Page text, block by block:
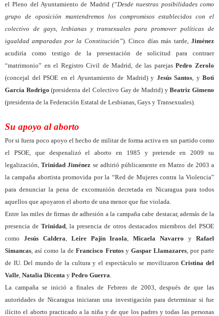
el Pleno del Ayuntamiento de Madrid (“Desde nuestras posibilidades como
grupo de oposición mantendremos los compromisos establecidos con el
colectivo de gays, lesbianas y transexuales para promover políticas de
igualdad amparadas por la Constitución”). Cinco días más tarde,Jiménez
acudiría como testigo de la presentación de solicitud para contraer
“matrimonio” en el Registro Civil de Madrid, de las parejasPedro Zerolo
(concejal del PSOE en el Ayuntamiento de Madrid) y Jesús Santos, y Boti
García Rodrigo (presidenta del Colectivo Gay de Madrid) yBeatriz Gimeno
(presidenta de la Federación Estatal de Lesbianas, Gays y Transexuales).
Su apoyo al aborto
Por si fuera poco apoyo el hecho de militar de forma activa en un partido como
el PSOE, que despenalizó el aborto en 1985 y pretende en 2009 su
legalización,Trinidad Jiménez se adhirió públicamente en Marzo de 2003 a
la campaña abortista promovida por la “Red de Mujeres contra la Violencia”
para denunciar la pena de excomunión decretada en Nicaragua para todos
aquellos que apoyaron el aborto de una menor que fue violada.
Entre las miles de firmas de adhesión a la campaña cabe destacar, además de la
presencia de Trinidad, la presencia de otros destacados miembros del PSOE
como Jesús Caldera, Leire Pajín Iraola,Micaela Navarro yRafael
Simancas, así como la deFrancisco Frutosy Gaspar Llamazares, por parte
de IU. Del mundo de la cultura y el espectáculo se movilizaronCristina del
Valle, Natalia Dicenta y Pedro Guerra.
La campaña se inició a finales de Febrero de 2003, después de que las
autoridades de Nicaragua iniciaran una investigación para determinar si fue
ilícito el aborto practicado a la niña y de que los padres y todas las personas